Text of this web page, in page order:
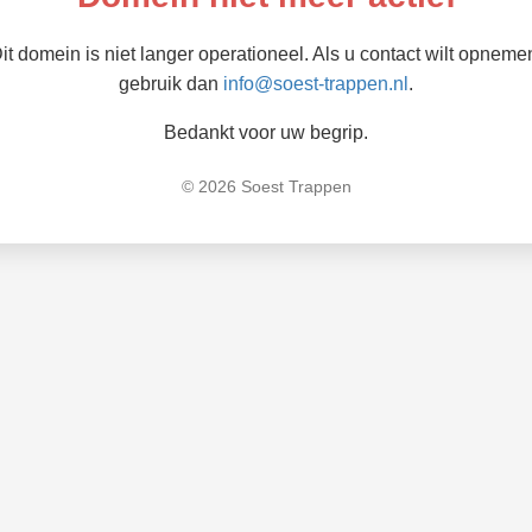
domein is niet langer operationeel. Als u contact wilt
gebruik dan info@soest-trappen.nl .
Bedankt voor uw begrip.
© 2026 Soest Trappen